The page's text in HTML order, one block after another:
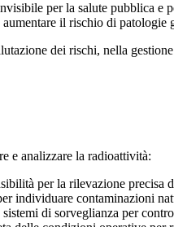
per la salute pubblica
il rischio di
dei rischi, nella
e analizzare la radioattività:
per la rilevazione
individuare contaminazioni
sistemi di sorveglianza per